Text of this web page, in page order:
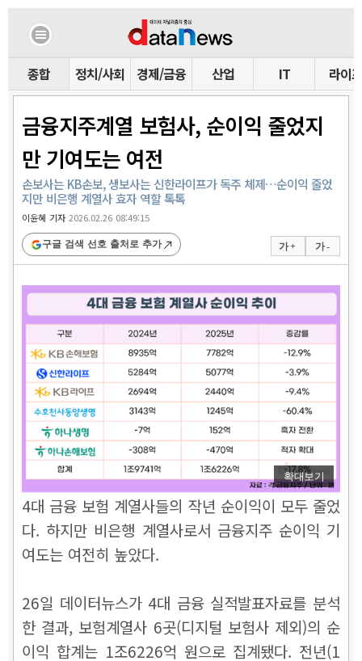
종합 정치/사회 경제/금융 산업 IT 라이프
금융지주계열 보험사, 순이익 줄었지
만 기여도는 여전
손보사는 KB손보, 생보사는 신한라이프가 독주 체제…순이익 줄었
지만 비은행 계열사 효자 역할 톡톡
이윤혜 기자2026.02.26 08:49:15
가 + 가 -
구글 검색 선호 출처로 추가
확대보기
4대 금융 보험 계열사들의 작년 순이익이 모두 줄었
다. 하지만 비은행 계열사로서 금융지주 순이익 기
여도는 여전히 높았다.
26일 데이터뉴스가 4대 금융 실적발표자료를 분석
한 결과, 보험계열사 6곳(디지털 보험사 제외)의 순
이익 합계는 1조6226억 원으로 집계됐다. 전년(1